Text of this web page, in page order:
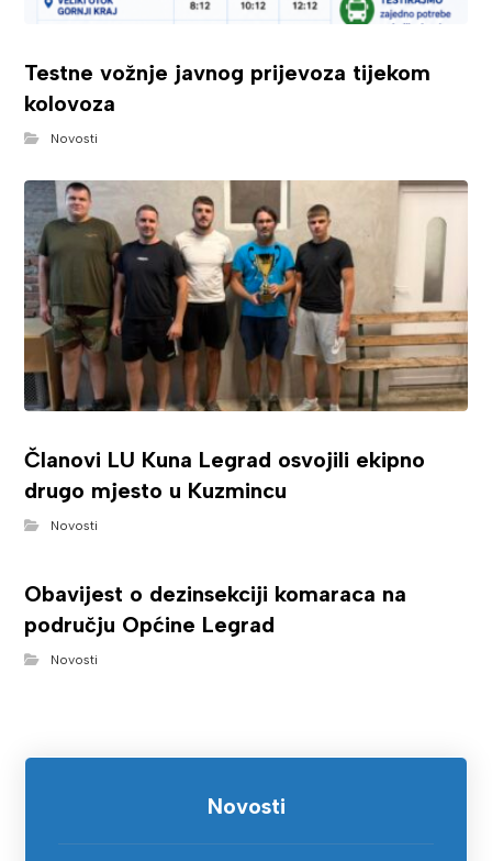
Testne vožnje javnog prijevoza tijekom
kolovoza
Novosti
Članovi LU Kuna Legrad osvojili ekipno
drugo mjesto u Kuzmincu
Novosti
Obavijest o dezinsekciji komaraca na
području Općine Legrad
Novosti
Novosti